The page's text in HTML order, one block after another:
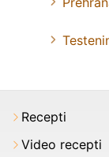
Recepti
Video recepti